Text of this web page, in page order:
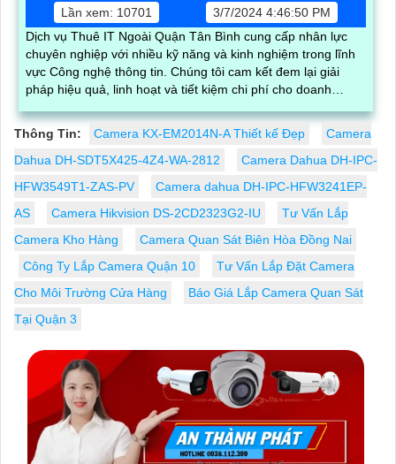
Lần xem: 10701
3/7/2024 4:46:50 PM
Dịch vụ Thuê IT Ngoài Quận Tân Bình cung cấp nhân lực
chuyên nghiệp với nhiều kỹ năng và kinh nghiệm trong lĩnh
vực Công nghệ thông tin. Chúng tôi cam kết đem lại giải
pháp hiệu quả, linh hoạt và tiết kiệm chi phí cho doanh
Thông Tin:
Camera KX-EM2014N-A Thiết kế Đẹp
Camera
Dahua DH-SDT5X425-4Z4-WA-2812
Camera Dahua DH-IPC-
HFW3549T1-ZAS-PV
Camera dahua DH-IPC-HFW3241EP-
AS
Camera Hikvision DS-2CD2323G2-IU
Tư Vấn Lắp
Camera Kho Hàng
Camera Quan Sát Biên Hòa Đồng Nai
Công Ty Lắp Camera Quận 10
Tư Vấn Lắp Đặt Camera
Cho Môi Trường Cửa Hàng
Báo Giá Lắp Camera Quan Sát
Tại Quận 3